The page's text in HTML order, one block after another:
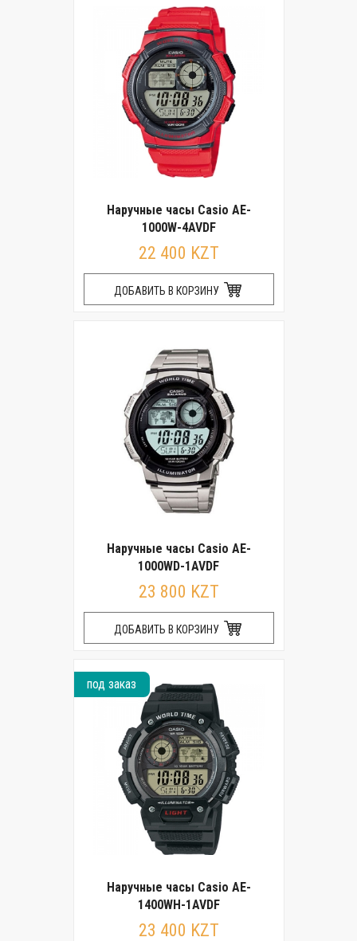
Наручные часы Casio AE-
1000W-4AVDF
22 400 KZT
ДОБАВИТЬ В КОРЗИНУ
Наручные часы Casio AE-
1000WD-1AVDF
23 800 KZT
ДОБАВИТЬ В КОРЗИНУ
под заказ
Наручные часы Casio AE-
1400WH-1AVDF
23 400 KZT